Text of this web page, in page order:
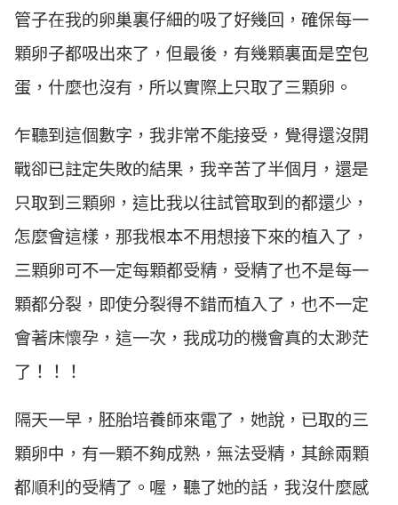
管子在我的卵巢裏仔細的吸了好幾回，確保每一
顆卵子都吸出來了，但最後，有幾顆裏面是空包
蛋，什麼也沒有，所以實際上只取了三顆卵。
乍聽到這個數字，我非常不能接受，覺得還沒開
戰卻已註定失敗的結果，我辛苦了半個月，還是
只取到三顆卵，這比我以往試管取到的都還少，
怎麼會這樣，那我根本不用想接下來的植入了，
三顆卵可不一定每顆都受精，受精了也不是每一
顆都分裂，即使分裂得不錯而植入了，也不一定
會著床懷孕，這一次，我成功的機會真的太渺茫
了！！！
隔天一早，胚胎培養師來電了，她說，已取的三
顆卵中，有一顆不夠成熟，無法受精，其餘兩顆
都順利的受精了。喔，聽了她的話，我沒什麼感